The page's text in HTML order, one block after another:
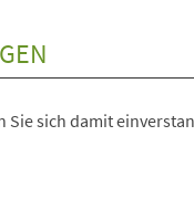
sich damit